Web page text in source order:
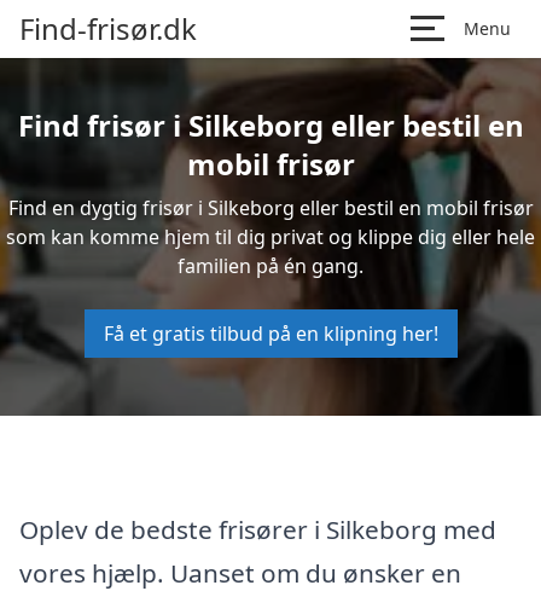
Find-frisør.dk Menu
Find frisør i Silkeborg eller bestil en
mobil frisør
Find en dygtig frisør i Silkeborg eller bestil en mobil frisør
som kan komme hjem til dig privat og klippe dig eller hele
familien på én gang.
Få et gratis tilbud på en klipning her!
Oplev de bedste frisører i Silkeborg med
vores hjælp. Uanset om du ønsker en